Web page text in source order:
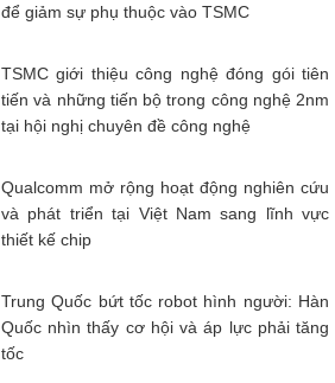
để giảm sự phụ thuộc vào TSMC
TSMC giới thiệu công nghệ đóng gói tiên
tiến và những tiến bộ trong công nghệ 2nm
tại hội nghị chuyên đề công nghệ
Qualcomm mở rộng hoạt động nghiên cứu
và phát triển tại Việt Nam sang lĩnh vực
thiết kế chip
Trung Quốc bứt tốc robot hình người: Hàn
Quốc nhìn thấy cơ hội và áp lực phải tăng
tốc